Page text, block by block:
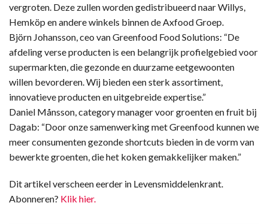
vergroten. Deze zullen worden gedistribueerd naar Willys,
Hemköp en andere winkels binnen de Axfood Groep.
Björn Johansson, ceo van Greenfood Food Solutions: “De
afdeling verse producten is een belangrijk profielgebied voor
supermarkten, die gezonde en duurzame eetgewoonten
willen bevorderen. Wij bieden een sterk assortiment,
innovatieve producten en uitgebreide expertise.”
Daniel Månsson, category manager voor groenten en fruit bij
Dagab: “Door onze samenwerking met Greenfood kunnen we
meer consumenten gezonde shortcuts bieden in de vorm van
bewerkte groenten, die het koken gemakkelijker maken.”
Dit artikel verscheen eerder in Levensmiddelenkrant.
Abonneren? Klik hier.